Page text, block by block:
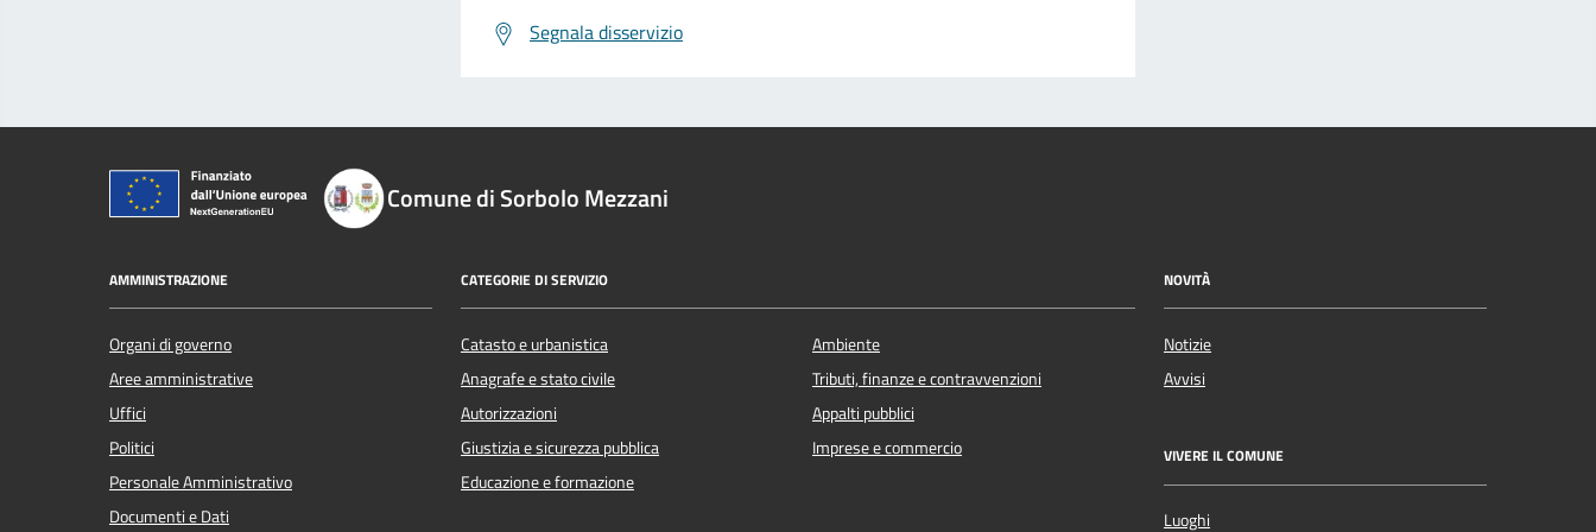
Segnala disservizio
Comune di Sorbolo Mezzani
AMMINISTRAZIONE
Organi di governo
Aree amministrative
Uffici
Politici
Personale Amministrativo
Documenti e Dati
CATEGORIE DI SERVIZIO
Catasto e urbanistica
Anagrafe e stato civile
Autorizzazioni
Giustizia e sicurezza pubblica
Educazione e formazione
Ambiente
Tributi, finanze e contravvenzioni
Appalti pubblici
Imprese e commercio
NOVITÀ
Notizie
Avvisi
VIVERE IL COMUNE
Luoghi